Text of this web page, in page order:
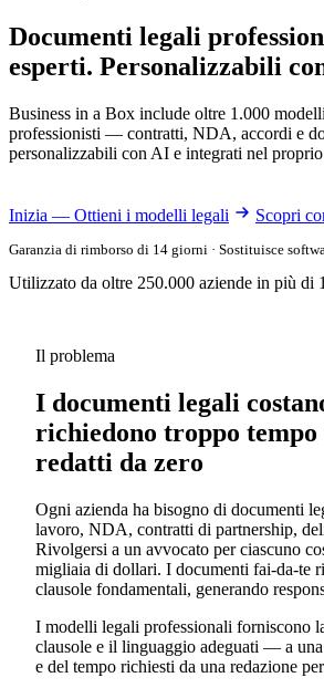
Documenti legali
esperti. Personalizzabili
Business in a Box include oltre 1.000
professionisti — contratti, NDA, accordi e
personalizzabili con AI e integrati nel
Inizia — Ottieni i modelli legali Scopri
Garanzia di rimborso di 14 giorni · Sostituisce
Utilizzato da oltre 250.000 aziende in più di
Il problema
I documenti legali
richiedono troppo tempo
redatti da zero
Ogni azienda ha bisogno di documenti
lavoro, NDA, contratti di partnership,
Rivolgersi a un avvocato per ciascuno
migliaia di dollari. I documenti fai-da-te
clausole fondamentali, generando
I modelli legali professionali forniscono
clausole e il linguaggio adeguati — a
e del tempo richiesti da una redazione